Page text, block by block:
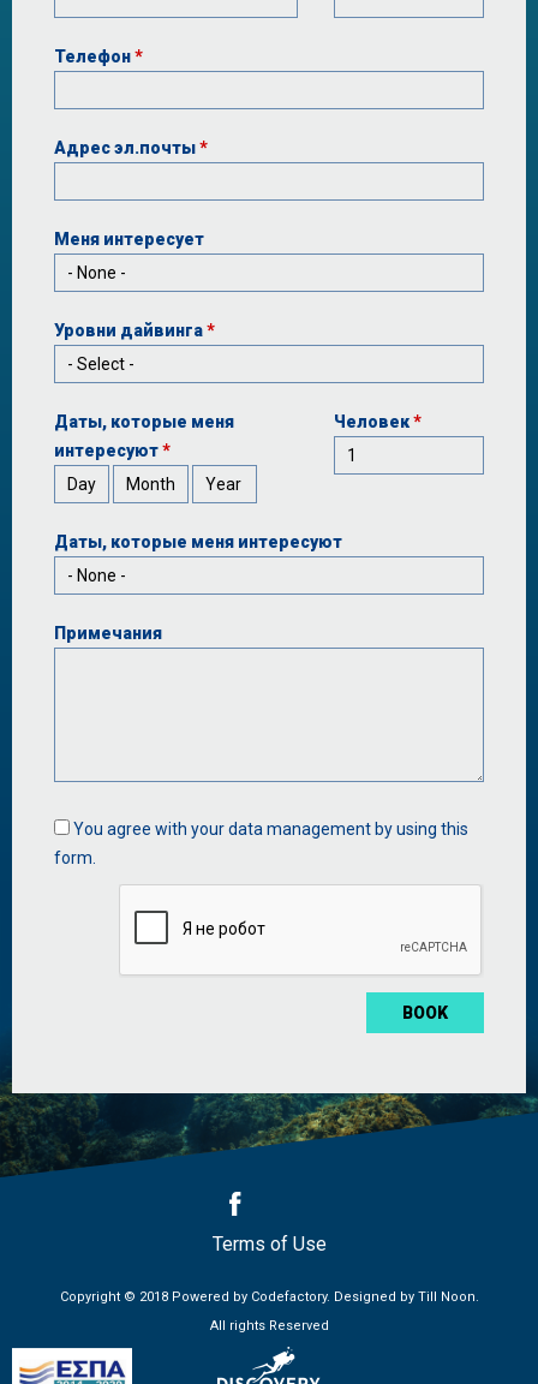
Телефон*
Адрес эл.почты*
Меня интересует
Уровни дайвинга*
Даты, которые меня
интересуют*
Day
Month Year
Человек*
Даты, которые меня интересуют
Примечания
Data
management
You agree with your data management by using this
form.
Terms of Use
Copyright © 2018 Powered by Codefactory. Designed by Till Noon.
All rights Reserved